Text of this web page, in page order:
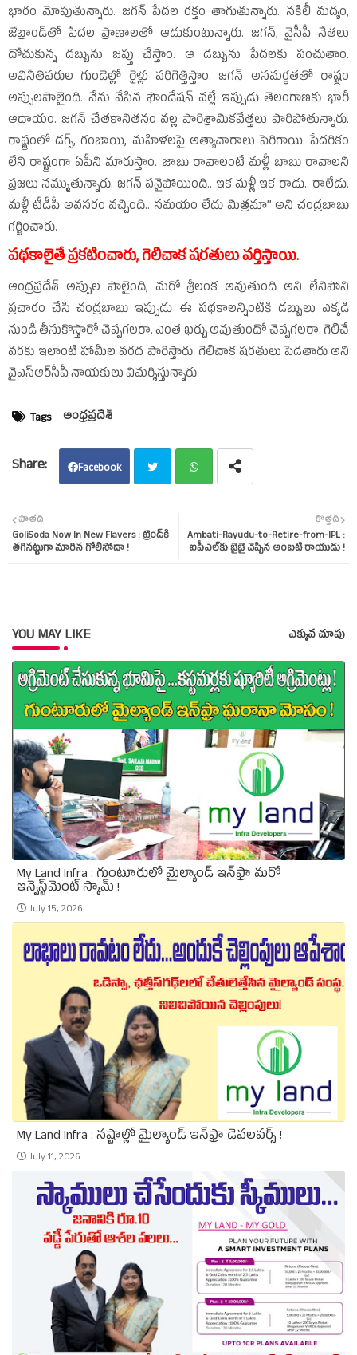
భారం మోపుతున్నారు. జగన్‌ పేదల రక్తం తాగుతున్నారు. నకిలీ మద్యం,
జేబ్రాండ్‌తో పేదల ప్రాణాలతో ఆడుకుంటున్నారు. జగన్‌, వైసీపీ నేతలు
దోచుకున్న డబ్బును జప్తు చేస్తాం. ఆ డబ్బును పేదలకు పంచుతాం.
అవినీతిపరుల గుండెల్లో రైళ్లు పరిగెత్తిస్తాం. జగన్‌ అసమర్థతతో రాష్ట్రం
అప్పులపాలైంది. నేను వేసిన ఫౌండేషన్‌ వల్లే ఇప్పుడు తెలంగాణకు భారీ
ఆదాయం. జగన్‌ చేతకానితనం వల్ల పారిశ్రామికవేత్తలు పారిపోతున్నారు.
రాష్ట్రంలో డగ్స్‌, గంజాయి, మహిళలపై అత్యాచారాలు పెరిగాయి. పేదరికం
లేని రాష్ట్రంగా ఏపీని మారుస్తాం. జాబు రావాలంటే మళ్లీ బాబు రావాలని
ప్రజలు నమ్ముతున్నారు. జగన్‌ పనైపోయింది.. ఇక మళ్లీ ఇక రాడు.. రాలేడు.
మళ్లీ టీడీపీ అవసరం వచ్చింది.. సమయం లేదు మిత్రమా’’ అని చంద్రబాబు
గర్జించారు.
పథకాలైతే ప్రకటించారు, గెలిచాక షరతులు వర్తిస్తాయి.
ఆంధ్రప్రదేశ్‌ అప్పుల పాలైంది, మరో శ్రీలంక అవుతుంది అని లేనిపోని
ప్రచారం చేసి చంద్రబాబు ఇప్పుడు ఈ పథకాలన్నింటికి డబ్బులు ఎక్కడి
నుండి తీసుకొస్తారో చెప్పగలరా. ఎంత ఖర్చు అవుతుందో చెప్పగలరా. గెలిచే
వరకు ఇలాంటి హామీల వరద పారిస్తారు. గెలిచాక షరతులు పెడతారు అని
వైఎస్‌ఆర్‌సీపీ నాయకులు విమర్శిస్తున్నారు.
Tags ఆంధ్రప్రదేశ్‌
Facebook
ter tsap
కొత్తది
Ambati-Rayudu-to-Retire-from-IPL :
ఐపీఎల్‌కు బైబై చెప్పిన అంబటి రాయుడు !
పాతది
GoliSoda Now In New Flavers : ట్రెండ్‌కి
తగినట్టుగా మారిన గోలిసోడా !
YOU MAY LIKE ఎక్కువ చూపు
My Land Infra : గుంటూరులో మైల్యాండ్ ఇన్‌ఫ్రా మరో
ఇన్వెస్ట్‌మెంట్ స్కామ్ !
July 15, 2026
My Land Infra : నష్టాల్లో మైల్యాండ్ ఇన్‌ఫ్రా డెవలపర్స్ !
July 11, 2026